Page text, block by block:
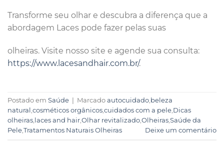
Transforme seu olhar e descubra a diferença que a
abordagem Laces pode fazer pelas suas
olheiras. Visite nosso site e agende sua consulta:
https://www.lacesandhair.com.br/.
Postado em Saúde Marcado autocuidado,beleza
natural ,cosméticos orgânicos,cuidados com a pele,Dicas
olheiras, laces and hair,Olhar revitalizado,Olheiras,Saúde da
Pele,Tratamentos Naturais Olheiras Deixe um comentário